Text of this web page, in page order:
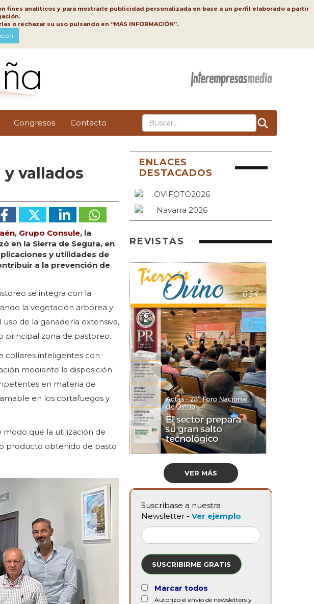
fines analíticos y para mostrarle publicidad personalizada en base a un perfil elaborado a partir
o rechazar su uso pulsando en “MÁS INFORMACIÓN”.
Congresos Contacto
vallados
, Grupo Consule, la
en la Sierra de Segura, en
y utilidades de
a la prevención de
se integra con la
la vegetación arbórea y
de la ganadería extensiva,
principal zona de pastoreo.
collares inteligentes con
mediante la disposición
en materia de
en los cortafuegos y
que la utilización de
producto obtenido de pasto
ENLACES
DESTACADOS
REVISTAS
VER MÁS
Suscríbase a nuestra
Newsletter - Ver ejemplo
SUSCRIBIRME GRATIS
Marcar todos
Autorizo el envío de newsletters y